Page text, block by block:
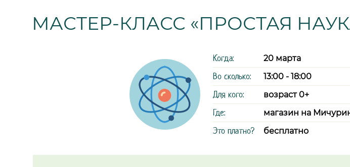
МАСТЕР-КЛАСС «ПРОСТАЯ
Когда: 20 марта
Во сколько: 13:00 - 18:00
Для кого: возраст 0+
Где: магазин на
Это платно? бесплатно